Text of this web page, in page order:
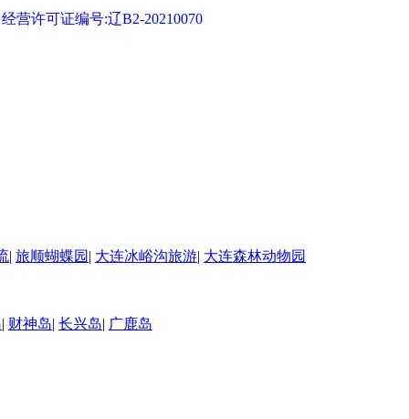
营许可证编号:辽B2-20210070
| 旅顺蝴蝶园 | 大连冰峪沟旅游| 大连森林动物园
| 财神岛| 长兴岛| 广鹿岛